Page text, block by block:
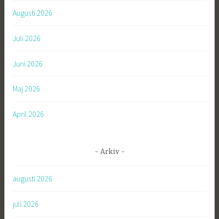
e
:
Augusti 2026
Juli 2026
Juni 2026
Maj 2026
April 2026
Arkiv
augusti 2026
juli 2026